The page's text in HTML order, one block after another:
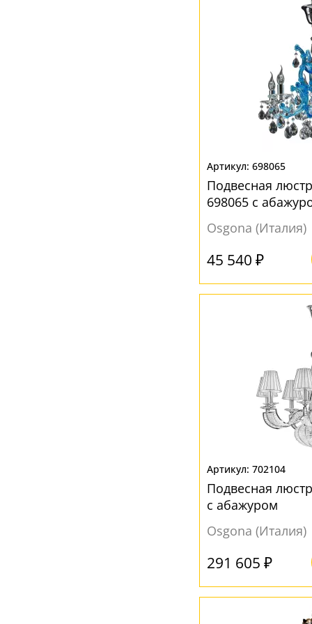
698065
Подвесная
698065 с
Osgona (Италия)
45 540 ₽
702104
Подвесная
с абажуром
Osgona (Италия)
291 605 ₽